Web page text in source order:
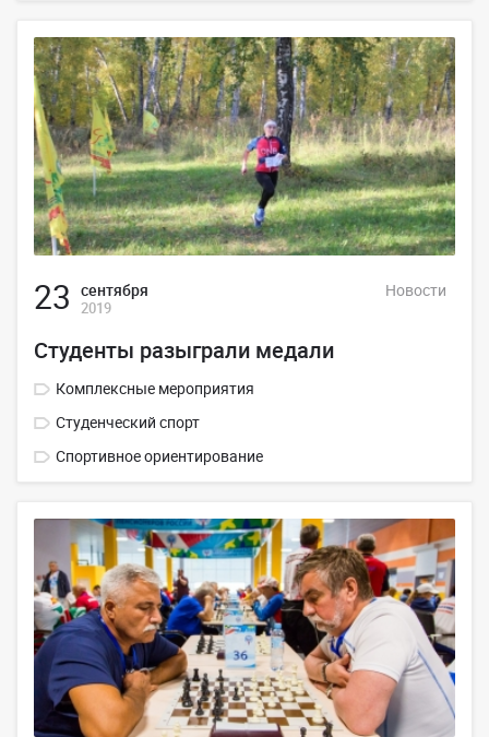
23 сентября
2019
Новости
Студенты разыграли медали
Комплексные мероприятия
Студенческий спорт
Спортивное ориентирование